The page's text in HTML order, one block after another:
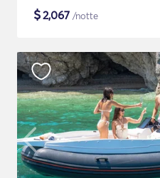
$2,067 /notte